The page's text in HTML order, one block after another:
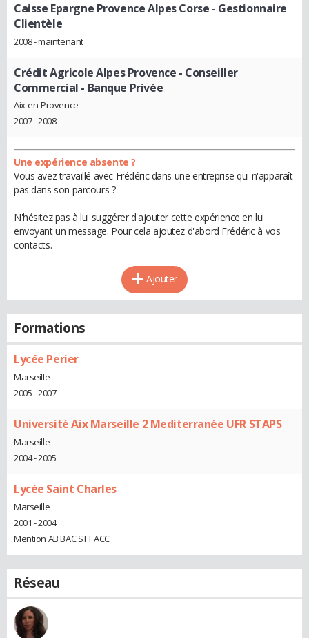
Caisse Epargne Provence Alpes Corse - Gestionnaire
Clientèle
2008 - maintenant
Crédit Agricole Alpes Provence - Conseiller
Commercial - Banque Privée
Aix-en-Provence
2007 - 2008
Une expérience absente ?
Vous avez travaillé avec Frédéric dans une entreprise qui n'apparaît
pas dans son parcours ?
N'hésitez pas à lui suggérer d'ajouter cette expérience en lui
envoyant un message. Pour cela ajoutez d'abord Frédéric à vos
contacts.
Ajouter
Formations
Lycée Perier
Marseille
2005 - 2007
Université Aix Marseille 2 Mediterranée UFR STAPS
Marseille
2004 - 2005
Lycée Saint Charles
Marseille
2001 - 2004
Mention AB BAC STT ACC
Réseau